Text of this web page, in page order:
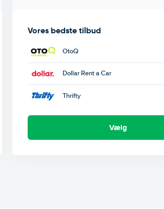
Vores bedste tilbud
OtoQ
Dollar Rent a Car
Thrifty
Vælg